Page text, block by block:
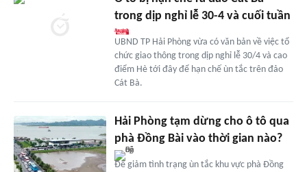
trong dịp nghỉ lễ 30-4 và cuối tuần
UBND TP Hải Phòng vừa có văn bản về việc tổ
chức giao thông trong dịp nghỉ lễ 30/4 và cao
điểm Hè tới đây để hạn chế ùn tắc trên đảo
Cát Bà.
Hải Phòng tạm dừng cho ô tô qua
phà Đồng Bài vào thời gian nào?
Để giảm tình trạng ùn tắc khu vực phà Đồng